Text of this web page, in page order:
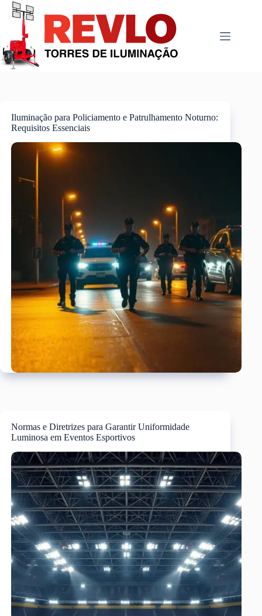
Pular
para
conteúdo
Iluminação para Policiamento e Patrulhamento Noturno:
Requisitos Essenciais
Normas e Diretrizes para Garantir Uniformidade
Luminosa em Eventos Esportivos